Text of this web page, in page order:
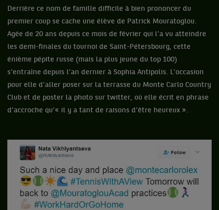
Derrière ce nom de famille difficile à bien prononcer du
premier coup se cache une élève de Patrick Mouratoglou.
Agée de 20 ans depuis ce mois de février qui l’a vu atteindre
les demi-finales du tournoi de Saint-Pétersbourg, cette
énième pépite russe (mais la plus jeune du top 100)
s’entraîne depuis l’an dernier à Sophia Antipolis. L’occasion
pour elle d’aller poser sur la terrasse du Monte Carlo Country
Club et de poster la photo sur twitter, où elle écrit en phrase
d’accroche qu’« il y a tant de raisons d’être heureux ».